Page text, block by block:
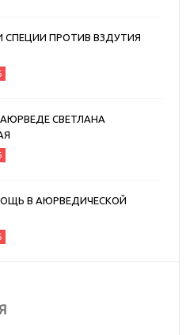
СПЕЦИИ ПРОТИВ ВЗДУТИЯ
СВЕТЛАНА
В АЮРВЕДИЧЕСКОЙ